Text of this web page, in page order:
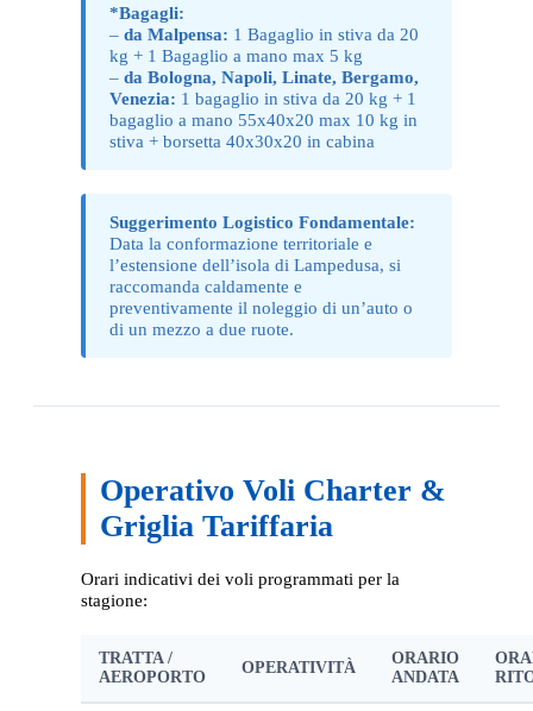
*Bagagli:
– da Malpensa: 1 Bagaglio in stiva da 20
kg + 1 Bagaglio a mano max 5 kg
– da Bologna, Napoli, Linate, Bergamo,
Venezia: 1 bagaglio in stiva da 20 kg + 1
bagaglio a mano 55x40x20 max 10 kg in
stiva + borsetta 40x30x20 in cabina
Suggerimento Logistico Fondamentale:
Data la conformazione territoriale e
l’estensione dell’isola di Lampedusa, si
raccomanda caldamente e
preventivamente il noleggio di un’auto o
di un mezzo a due ruote.
Operativo Voli Charter &
Griglia Tariffaria
Orari indicativi dei voli programmati per la
stagione:
TRATTA /
AEROPORTO
OPERATIVITÀ
ORARIO
ANDATA